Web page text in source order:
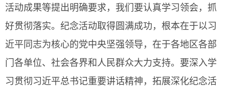
活动成果等提出明确要求，我们要认真学习领会，抓
好贯彻落实。纪念活动取得圆满成功，根本在于以习
近平同志为核心的党中央坚强领导，在于各地区各部
门各单位、社会各界和人民群众大力支持。要深入学
习贯彻习近平总书记重要讲话精神，拓展深化纪念活